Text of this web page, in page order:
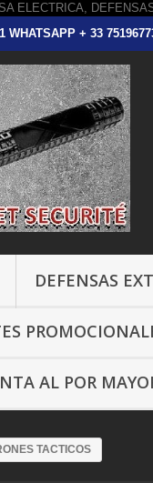
WHATSAPP + 33
DEFENSAS
AL POR
TACTICOS